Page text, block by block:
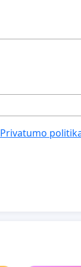
Privatumo